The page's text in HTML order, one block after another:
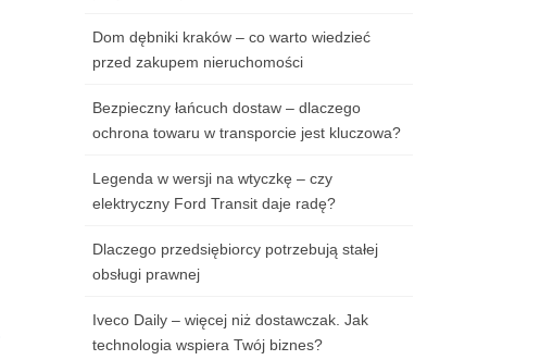
Dom dębniki kraków – co warto wiedzieć
przed zakupem nieruchomości
Bezpieczny łańcuch dostaw – dlaczego
ochrona towaru w transporcie jest kluczowa?
Legenda w wersji na wtyczkę – czy
elektryczny Ford Transit daje radę?
Dlaczego przedsiębiorcy potrzebują stałej
obsługi prawnej
Iveco Daily – więcej niż dostawczak. Jak
technologia wspiera Twój biznes?